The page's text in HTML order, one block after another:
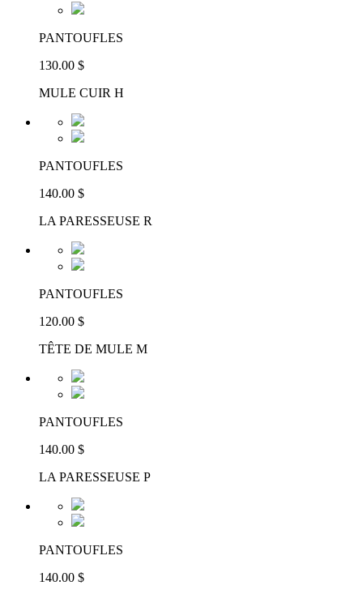
PANTOUFLES
130.00 $
MULE CUIR H
PANTOUFLES
140.00 $
LA PARESSEUSE R
PANTOUFLES
120.00 $
TÊTE DE MULE M
PANTOUFLES
140.00 $
LA PARESSEUSE P
PANTOUFLES
140.00 $